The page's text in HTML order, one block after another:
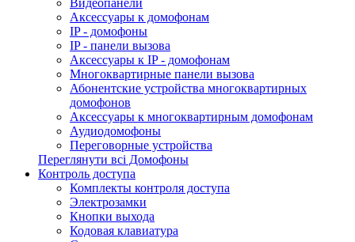
Видеопанели
Аксессуары к домофонам
IP - домофоны
IP - панели вызова
Аксессуары к IP - домофонам
Многоквартирные панели вызова
Абонентские устройства многоквартирных
домофонов
Аксессуары к многоквартирным домофонам
Аудиодомофоны
Переговорные устройства
Переглянути всі Домофоны
Контроль доступа
Комплекты контроля доступа
Электрозамки
Кнопки выхода
Кодовая клавиатура